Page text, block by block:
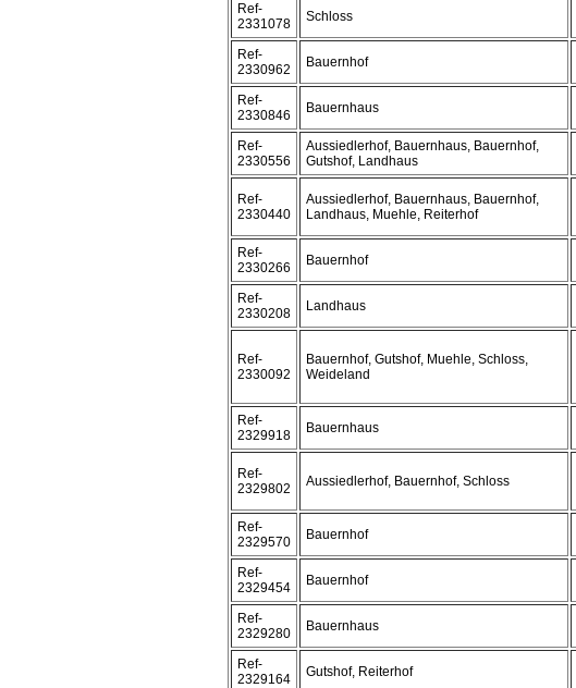
Ref-
2331078
Schloss
Ref-
2330962
Bauernhof
Ref-
2330846
Bauernhaus
Ref-
2330556
Aussiedlerhof, Bauernhaus, Bauernhof,
Gutshof, Landhaus
Ref-
2330440
Aussiedlerhof, Bauernhaus, Bauernhof,
Landhaus, Muehle, Reiterhof
Ref-
2330266
Bauernhof
Ref-
2330208
Landhaus
Ref-
2330092
Bauernhof, Gutshof, Muehle, Schloss,
Weideland
Ref-
2329918
Bauernhaus
Ref-
2329802
Aussiedlerhof, Bauernhof, Schloss
Ref-
2329570
Bauernhof
Ref-
2329454
Bauernhof
Ref-
2329280
Bauernhaus
Ref-
2329164
Gutshof, Reiterhof